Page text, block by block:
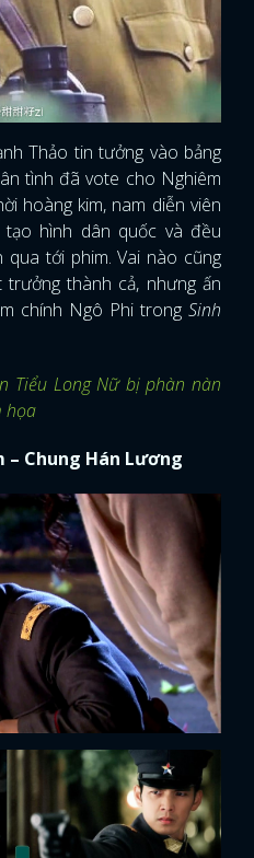
Thảo tin tưởng vào bảng
tình đã vote cho Nghiêm
hoàng kim, nam diễn viên
hình dân quốc và đều
tới phim. Vai nào cũng
trưởng thành cả, nhưng ấn
chính Ngô Phi trong Sinh
Tiểu Long Nữ bị phàn nàn
họa
– Chung Hán Lương